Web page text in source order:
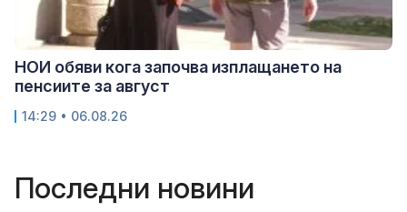
НОИ обяви кога започва изплащането на
пенсиите за август
14:29 • 06.08.26
Последни новини